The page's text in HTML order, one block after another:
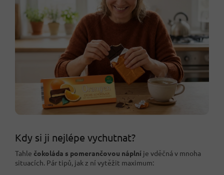
Kdy si ji nejlépe vychutnat?
Tahle čokoláda s pomerančovou náplní je vděčná v mnoha
situacích. Pár tipů, jak z ní vytěžit maximum: